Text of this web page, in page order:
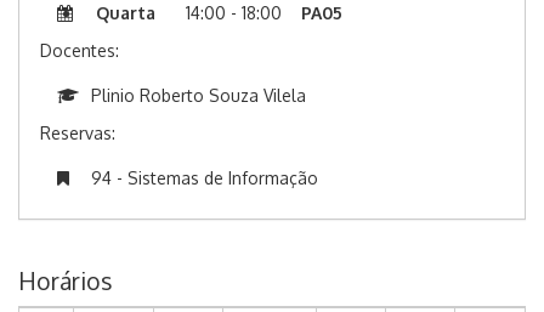
Quarta 14:00 - 18:00
PA05
Docentes:
Plinio Roberto Souza Vilela
Reservas:
94 - Sistemas de Informação
Horários